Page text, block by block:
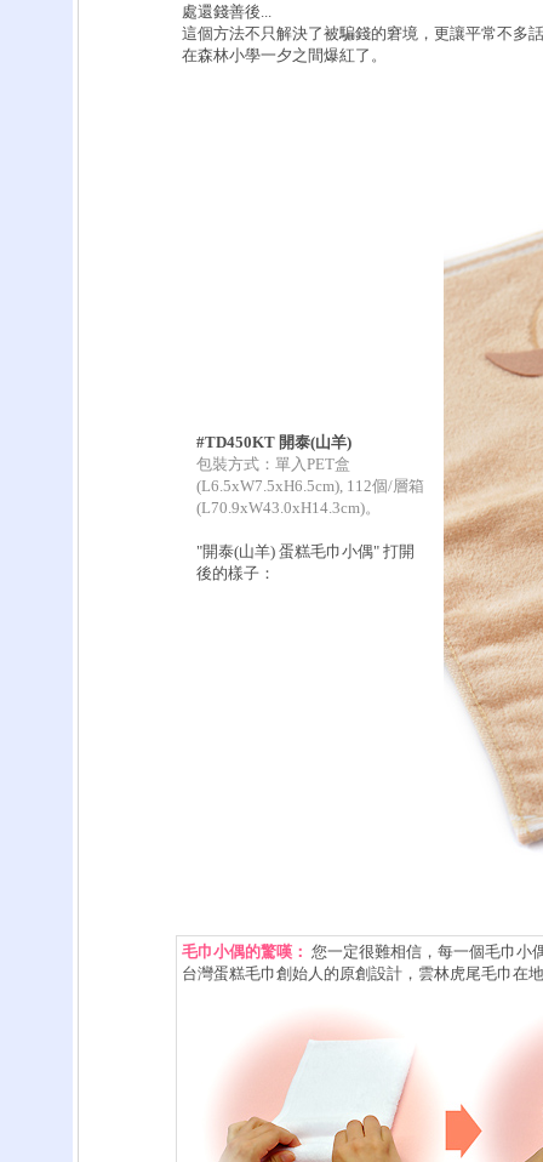
處還錢善後...
這個方法不只解決了被騙錢的窘境，更讓平常不多
在森林小學一夕之間爆紅了。
#TD450KT 開泰(山羊)
包裝方式：單入PET盒
(L6.5xW7.5xH6.5cm), 112個/層箱
(L70.9xW43.0xH14.3cm)。
"開泰(山羊) 蛋糕毛巾小偶" 打開
後的樣子：
毛巾小偶的驚嘆： 您一定很難相信，每一個毛巾小
台灣蛋糕毛巾創始人的原創設計，雲林虎尾毛巾在